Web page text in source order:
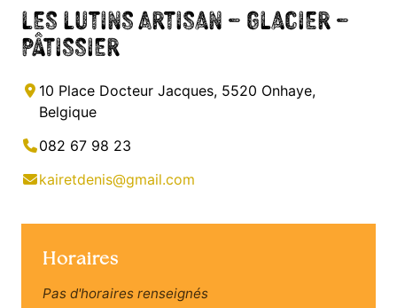
Les Lutins Artisan – Glacier –
Pâtissier
10 Place Docteur Jacques, 5520 Onhaye,
Belgique
082 67 98 23
kairetdenis@gmail.com
Horaires
Pas d'horaires renseignés